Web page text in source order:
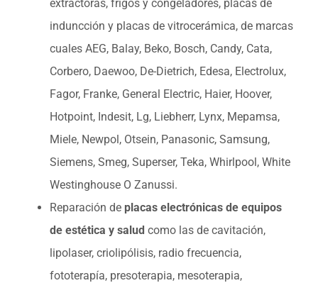
extractoras, frigos y congeladores, placas de
induncción y placas de vitrocerámica, de marcas
cuales AEG, Balay, Beko, Bosch, Candy, Cata,
Corbero, Daewoo, De-Dietrich, Edesa, Electrolux,
Fagor, Franke, General Electric, Haier, Hoover,
Hotpoint, Indesit, Lg, Liebherr, Lynx, Mepamsa,
Miele, Newpol, Otsein, Panasonic, Samsung,
Siemens, Smeg, Superser, Teka, Whirlpool, White
Westinghouse O Zanussi.
Reparación de placas electrónicas de equipos
de estética y salud como las de cavitación,
lipolaser, criolipólisis, radio frecuencia,
fototerapía, presoterapia, mesoterapia,